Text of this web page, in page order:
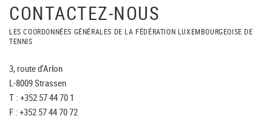
CONTACTEZ-NOUS
LES COORDONNÉES GÉNÉRALES DE LA FÉDÉRATION LUXEMBOURGEOISE DE
TENNIS
3, route d'Arlon
L-8009 Strassen
T : +352 57 44 70 1
F : +352 57 44 70 72